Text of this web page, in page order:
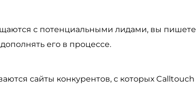
с потенциальными лидами, вы пишете
его в процессе.
сайты конкурентов, с которых Calltouch